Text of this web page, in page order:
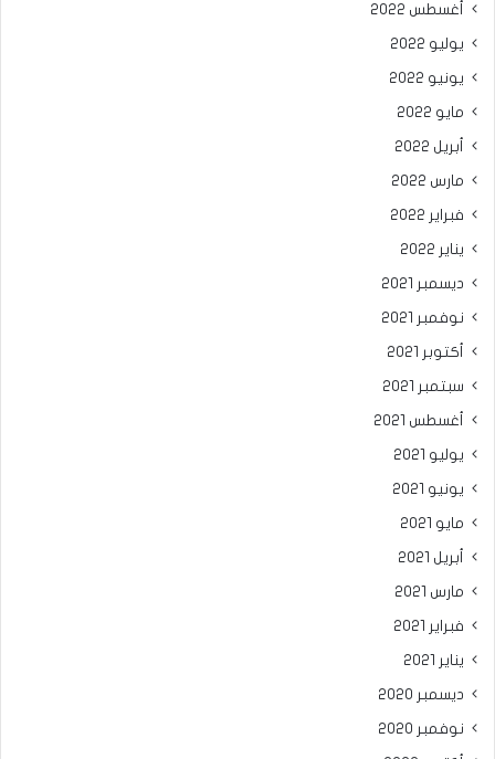
أغسطس 2022
يوليو 2022
يونيو 2022
مايو 2022
أبريل 2022
مارس 2022
فبراير 2022
يناير 2022
ديسمبر 2021
نوفمبر 2021
أكتوبر 2021
سبتمبر 2021
أغسطس 2021
يوليو 2021
يونيو 2021
مايو 2021
أبريل 2021
مارس 2021
فبراير 2021
يناير 2021
ديسمبر 2020
نوفمبر 2020